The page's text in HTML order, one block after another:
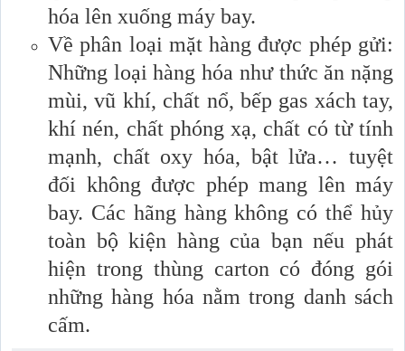
hóa lên xuống máy bay.
Về phân loại mặt hàng được phép gửi:
Những loại hàng hóa như thức ăn nặng
mùi, vũ khí, chất nổ, bếp gas xách tay,
khí nén, chất phóng xạ, chất có từ tính
mạnh, chất oxy hóa, bật lửa… tuyệt
đối không được phép mang lên máy
bay. Các hãng hàng không có thể hủy
toàn bộ kiện hàng của bạn nếu phát
hiện trong thùng carton có đóng gói
những hàng hóa nằm trong danh sách
cấm.